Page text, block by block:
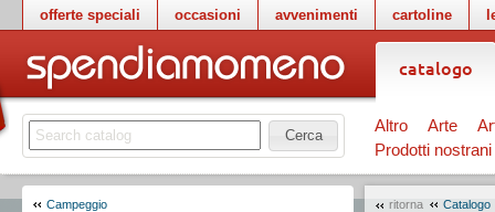
offerte speciali occasioni avvenimenti cartoline
catalogo
Cerca
Altro Arte
Prodotti nostrani
Campeggio
ritorna Catalogo